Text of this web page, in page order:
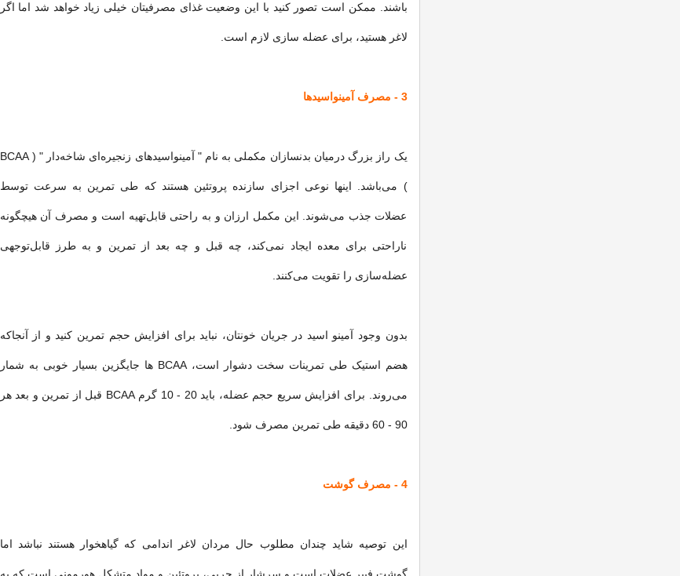
باشند. ممکن است تصور کنید با این وضعیت غذای مصرفیتان خیلی زیاد خواهد شد اما اگر
لاغر هستید، برای عضله‌‌ سازی لازم است.
3 - مصرف آمینواسیدها
یک راز بزرگ درمیان بدنسازان مکملی به نام " آمینواسیدهای زنجیره‌ای شاخه‌دار " ( BCAA
) می‌باشد. اینها نوعی اجزای سازنده پروتئین هستند که طی تمرین به سرعت توسط
عضلات جذب می‌شوند. این مکمل ارزان و به راحتی قابل‌تهیه است و مصرف آن هیچگونه
ناراحتی برای معده ایجاد نمی‌کند، چه قبل و چه بعد از تمرین و به طرز قابل‌توجهی
عضله‌سازی را تقویت می‌کنند.
بدون وجود آمینو اسید در جریان خونتان، نباید برای افزایش حجم تمرین کنید و از آنجاکه
هضم استیک طی تمرینات سخت دشوار است، BCAA‌ ها جایگزین بسیار خوبی به شمار
می‌روند. برای افزایش سریع حجم عضله، باید 20 - 10 گرم BCAA قبل از تمرین و بعد هر
90 - 60 دقیقه طی تمرین مصرف شود.
4 - مصرف گوشت
این توصیه شاید چندان مطلوب حال مردان لاغر اندامی که گیاهخوار هستند نباشد اما